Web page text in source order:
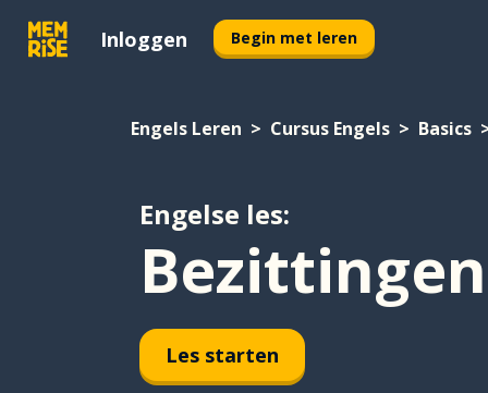
Inloggen Begin met leren
Engels Leren Cursus Engels Basics
Engelse les:
Bezittingen
Les starten